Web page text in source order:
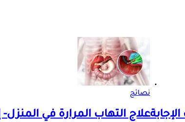
نصائح
علاج التهاب المرارة في